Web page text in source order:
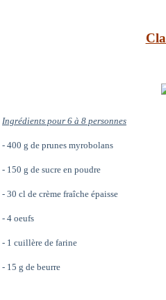
Ingrédients pour 6 à 8 personnes
- 400 g de prunes myrobolans
- 150 g de sucre en poudre
- 30 cl de crème fraîche épaisse
- 4 oeufs
- 1 cuillère de farine
- 15 g de beurre